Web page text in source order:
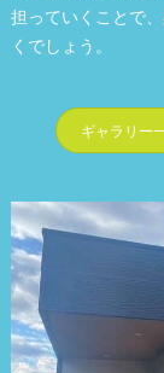
担っていくことで
くでしょう。
ギャラリー